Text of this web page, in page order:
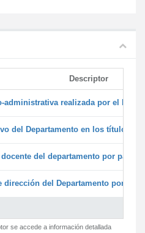
Descriptor
administrativa realizada por el
del Departamento en los títulos de
del departamento por parte
dirección del Departamento por
se accede a información detallada